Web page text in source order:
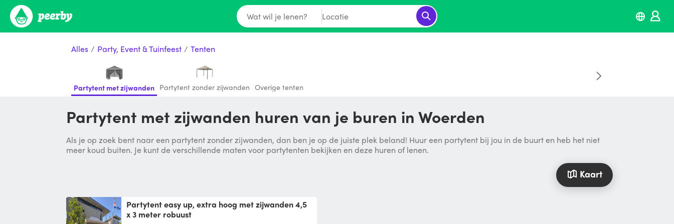
Wat wil je lenen? Locatie
Alles / Party, Event & Tuinfeest / Tenten
Partytent met zijwanden Partytent zonder zijwanden Overige tenten
Partytent met zijwanden huren van je buren in Woerden
Als je op zoek bent naar een partytent zonder zijwanden, dan ben je op de juiste plek beland! Huur een partytent bij jou in de buurt en heb het niet
meer koud buiten. Je kunt de verschillende maten voor partytenten bekijken en deze huren of lenen.
Kaart
Partytent easy up, extra hoog met zijwanden 4,5
x 3 meter robuust